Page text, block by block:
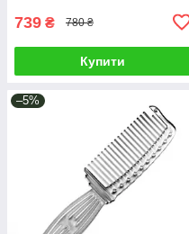
739 ₴ 780 ₴
Купити
–5%